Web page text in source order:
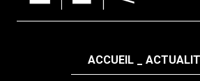
Fil d'ariane
ACCUEIL